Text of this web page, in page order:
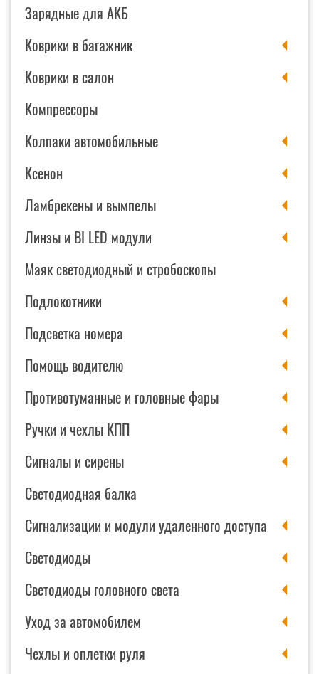
Зарядные для АКБ
Коврики в багажник
Коврики в салон
Компрессоры
Колпаки автомобильные
Ксенон
Ламбрекены и вымпелы
Линзы и BI LED модули
Маяк светодиодный и стробоскопы
Подлокотники
Подсветка номера
Помощь водителю
Противотуманные и головные фары
Ручки и чехлы КПП
Сигналы и сирены
Светодиодная балка
Сигнализации и модули удаленного доступа
Светодиоды
Светодиоды головного света
Уход за автомобилем
Чехлы и оплетки руля